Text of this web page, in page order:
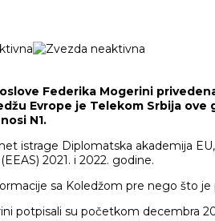
Federika Mogerini
Evrope je Telekom Srbija
N1.
istrage Diplomatska akademija
2021. i 2022. godine.
sa Koledžom pre nego što
potpisali su početkom decembra